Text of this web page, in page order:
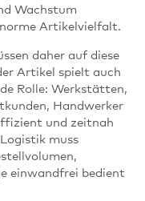
Wachstum
Artikelvielfalt.
daher auf diese
Artikel spielt auch
Rolle: Werkstätten,
Handwerker
und zeitnah
muss
einwandfrei bedient